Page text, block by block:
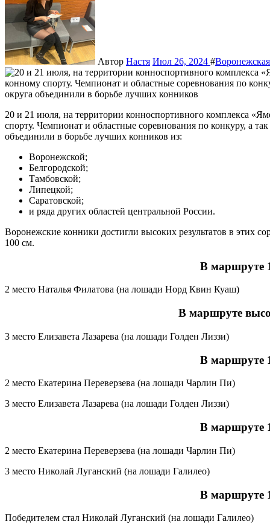
Автор Настя Июл 26, 2024 #
20 и 21 июля, на территории конноспортивного комплекса «Яменская усадьба» состоялись соревнования по конному
спорту. Чемпионат и областные соревнования по конкуру, а
объединили в борьбе лучших конников из:
Воронежской;
Белгородской;
Тамбовской;
Липецкой;
Саратовской;
и ряда других областей центральной России.
Воронежские конники достигли высоких результатов в этих
100 см.
В маршруте
2 место Наталья Филатова (на лошади Норд Квин Куаш)
В маршруте
3 место Елизавета Лазарева (на лошади Голден Лиззи)
В маршруте
2 место Екатерина Переверзева (на лошади Чарлин Пи)
3 место Елизавета Лазарева (на лошади Голден Лиззи)
В маршруте
2 место Екатерина Переверзева (на лошади Чарлин Пи)
3 место Николай Луганский (на лошади Галилео)
В маршруте
Победителем стал Николай Луганский (на лошади Галилео)